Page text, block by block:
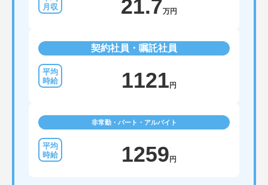
21.7万円
契約社員・嘱託社員
1121 円
非常勤・パート・アルバイト
1259 円